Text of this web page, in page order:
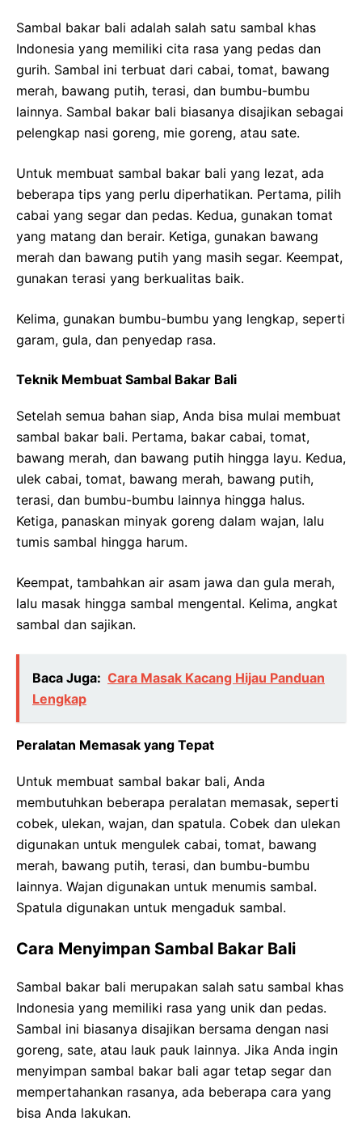
Sambal bakar bali adalah salah satu sambal khas
Indonesia yang memiliki cita rasa yang pedas dan
gurih. Sambal ini terbuat dari cabai, tomat, bawang
merah, bawang putih, terasi, dan bumbu-bumbu
lainnya. Sambal bakar bali biasanya disajikan sebagai
pelengkap nasi goreng, mie goreng, atau sate.
Untuk membuat sambal bakar bali yang lezat, ada
beberapa tips yang perlu diperhatikan. Pertama, pilih
cabai yang segar dan pedas. Kedua, gunakan tomat
yang matang dan berair. Ketiga, gunakan bawang
merah dan bawang putih yang masih segar. Keempat,
gunakan terasi yang berkualitas baik.
Kelima, gunakan bumbu-bumbu yang lengkap, seperti
garam, gula, dan penyedap rasa.
Teknik Membuat Sambal Bakar Bali
Setelah semua bahan siap, Anda bisa mulai membuat
sambal bakar bali. Pertama, bakar cabai, tomat,
bawang merah, dan bawang putih hingga layu. Kedua,
ulek cabai, tomat, bawang merah, bawang putih,
terasi, dan bumbu-bumbu lainnya hingga halus.
Ketiga, panaskan minyak goreng dalam wajan, lalu
tumis sambal hingga harum.
Keempat, tambahkan air asam jawa dan gula merah,
lalu masak hingga sambal mengental. Kelima, angkat
sambal dan sajikan.
Baca Juga: Cara Masak Kacang Hijau Panduan
Lengkap
Peralatan Memasak yang Tepat
Untuk membuat sambal bakar bali, Anda
membutuhkan beberapa peralatan memasak, seperti
cobek, ulekan, wajan, dan spatula. Cobek dan ulekan
digunakan untuk mengulek cabai, tomat, bawang
merah, bawang putih, terasi, dan bumbu-bumbu
lainnya. Wajan digunakan untuk menumis sambal.
Spatula digunakan untuk mengaduk sambal.
Cara Menyimpan Sambal Bakar Bali
Sambal bakar bali merupakan salah satu sambal khas
Indonesia yang memiliki rasa yang unik dan pedas.
Sambal ini biasanya disajikan bersama dengan nasi
goreng, sate, atau lauk pauk lainnya. Jika Anda ingin
menyimpan sambal bakar bali agar tetap segar dan
mempertahankan rasanya, ada beberapa cara yang
bisa Anda lakukan.